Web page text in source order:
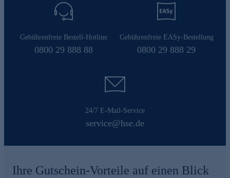
Gebührenfreie Bestell-Hotline
0800 29 888 88
Gebührenfreie EASy-Bestellung
0800 29 888 29
24/7 E-Mail-Service
service@hse.de
Ihre Gutschein-Vorteile auf einen Blick